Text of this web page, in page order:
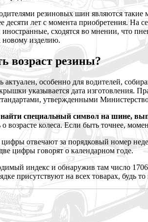
резиновых шин являются такие
десяти лет с момента приобретения. На
иностранные, сходятся во мнении, что
новому изделию.
возраст резины?
актуален, особенно для водителей,
указывается дата изготовления.
утвержденными
специальный символ на шине,
о возрасте колеса. Если быть точнее,
отвечают за порядковый номер
цифры говорят о календарном годе.
индекс и обнаружив там число
присутствуют на всех товарах, будь